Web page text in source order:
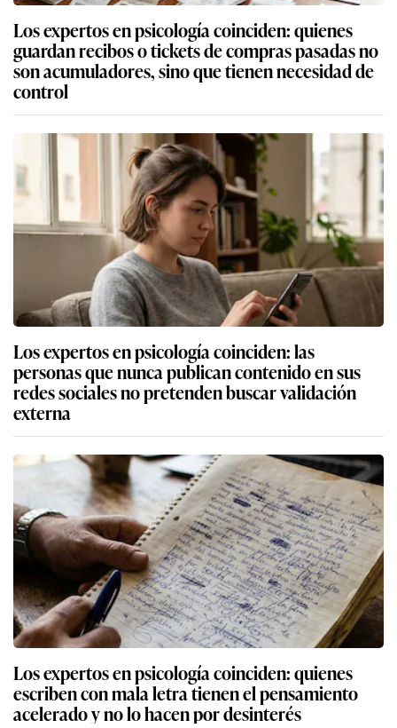
Los expertos en psicología coinciden: quienes
guardan recibos o tickets de compras pasadas no
son acumuladores, sino que tienen necesidad de
control
Los expertos en psicología coinciden: las
personas que nunca publican contenido en sus
redes sociales no pretenden buscar validación
externa
Los expertos en psicología coinciden: quienes
escriben con mala letra tienen el pensamiento
acelerado y no lo hacen por desinterés